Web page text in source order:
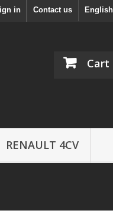
English
Contact us
in
Cart
RENAULT 4CV